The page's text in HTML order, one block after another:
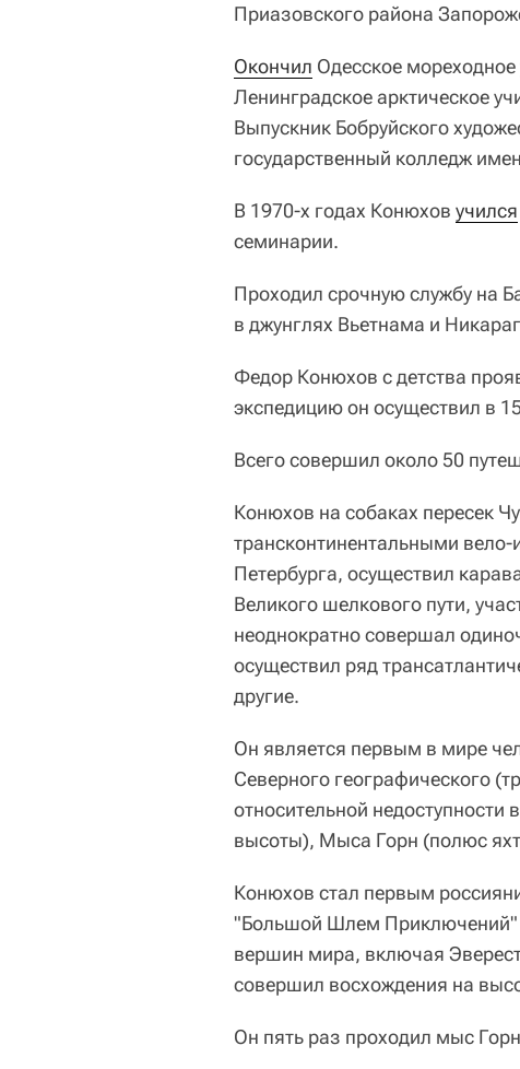
Приазовского района
Окончил Одесское
Ленинградское арктическое
Выпускник Бобруйского
государственный колледж
В 1970-х годах Конюхов учился
семинарии.
Проходил срочную службу на
в джунглях Вьетнама и
Федор Конюхов с детства
экспедицию он осуществил в
Всего совершил около 50
Конюхов на собаках пересек
трансконтинентальными
Петербурга, осуществил
Великого шелкового пути,
неоднократно совершал
осуществил ряд
другие.
Он является первым в мире
Северного географического
относительной
высоты), Мыса Горн (полюс
Конюхов стал первым
"Большой Шлем
вершин мира, включая
совершил восхождения на
Он пять раз проходил мыс